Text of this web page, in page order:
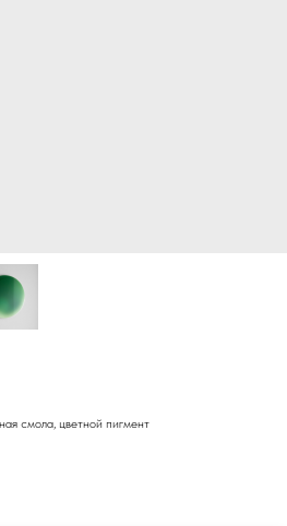
смола, цветной пигмент